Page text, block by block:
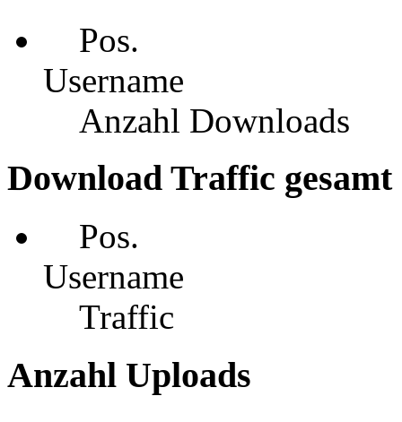
Pos.
Username
Anzahl Downloads
Download Traffic gesamt
Pos.
Username
Traffic
Anzahl Uploads